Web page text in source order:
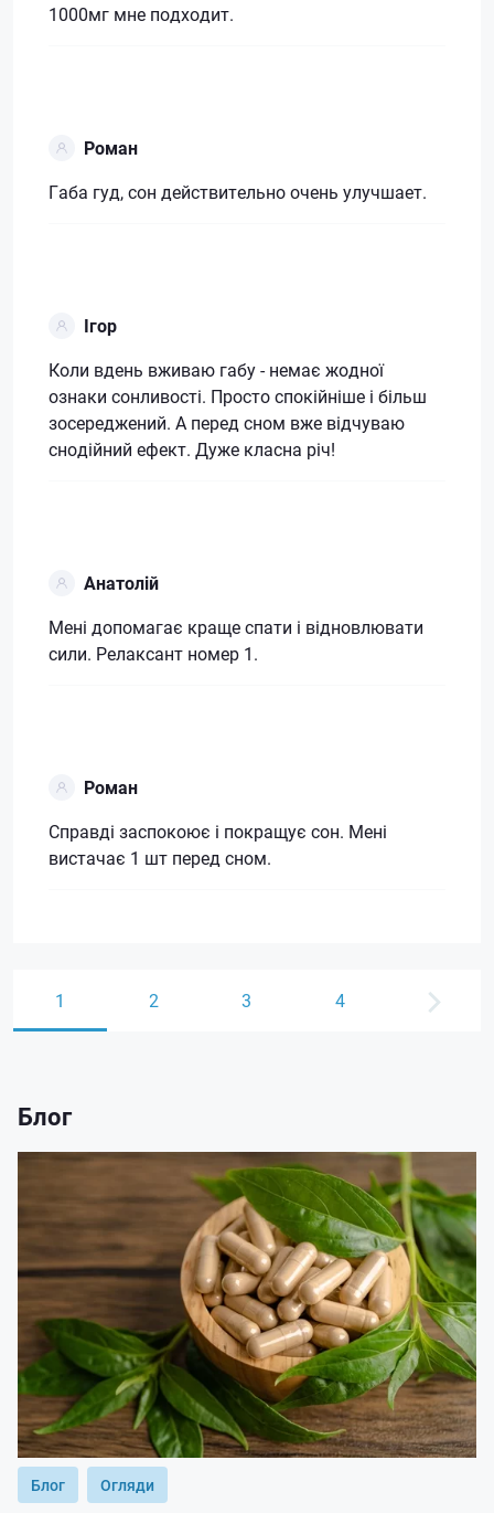
1000мг мне подходит.
Роман
Габа гуд, сон действительно очень улучшает.
Ігор
Коли вдень вживаю габу - немає жодної
ознаки сонливості. Просто спокійніше і більш
зосереджений. А перед сном вже відчуваю
снодійний ефект. Дуже класна річ!
Анатолій
Мені допомагає краще спати і відновлювати
сили. Релаксант номер 1.
Роман
Справді заспокоює і покращує сон. Мені
вистачає 1 шт перед сном.
1 2 3 4
Блог
Блог Огляди